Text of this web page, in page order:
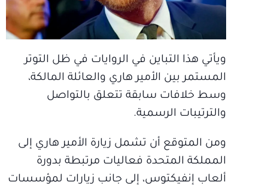
ويأتي هذا التباين في الروايات في ظل التوتر
المستمر بين الأمير هاري والعائلة المالكة،
وسط خلافات سابقة تتعلق بالتواصل
والترتيبات الرسمية.
ومن المتوقع أن تشمل زيارة الأمير هاري إلى
المملكة المتحدة فعاليات مرتبطة بدورة
ألعاب إنفيكتوس، إلى جانب زيارات لمؤسسات